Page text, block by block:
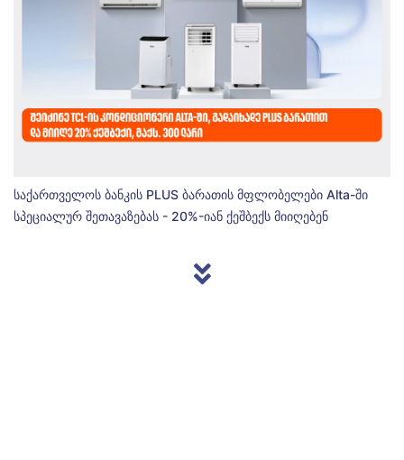
საქართველოს ბანკის PLUS ბარათის მფლობელები Alta-ში
სპეციალურ შეთავაზებას - 20%-იან ქეშბექს მიიღებენ